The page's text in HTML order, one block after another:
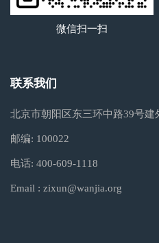
微信扫一扫
联系我们
北京市朝阳区东三环中路39号建
邮编: 100022
电话: 400-609-1118
Email : zixun@wanjia.org